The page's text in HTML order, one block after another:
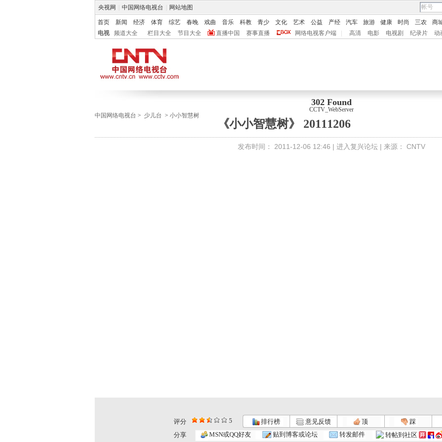
央视网 中国网络电视台 网站地图
首页 新闻 经济 体育 综艺 春晚 戏曲 音乐 科教 青少 文化 艺术 公益 产经 汽车 旅游 健康 时尚 三农 商
电视
频道大全 栏目大全 节目大全 直播中国 赛事直播 网络电视客户端 高清 电影 电视剧 纪录片 动
302 Found
CCTV_WebServer
中国网络电视台 > 少儿台 > 小小智慧树
《小小智慧树》 20111206
发布时间： 2011-12-06 12:46 | 进入复兴论坛 | 来源： CNTV
评分 5 排行榜 意见反馈 顶 踩
分享
MSN或QQ好友 贴到博客或论坛 转发邮件 转帖到社区
小小智慧树... 小小智慧树... 小小智慧树... 小小智慧树...